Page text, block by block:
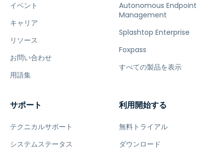
イベント
キャリア
リソース
お問い合わせ
用語集
Autonomous Endpoint
Management
Splashtop Enterprise
Foxpass
すべての製品を表示
サポート
テクニカルサポート
システムステータス
利用開始する
無料トライアル
ダウンロード